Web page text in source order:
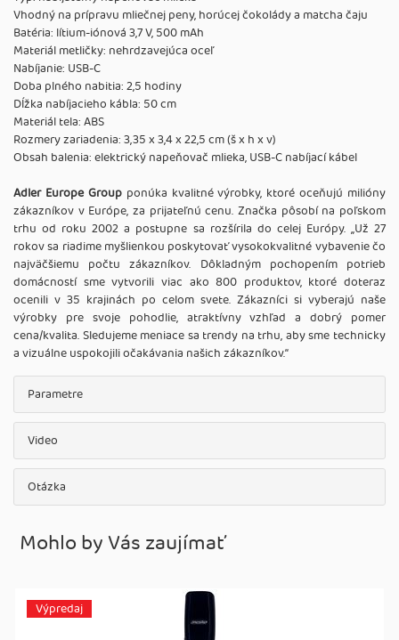
Vhodný na prípravu mliečnej peny, horúcej čokolády a matcha čaju
Batéria: lítium-iónová 3,7 V, 500 mAh
Materiál metličky: nehrdzavejúca oceľ
Nabíjanie: USB-C
Doba plného nabitia: 2,5 hodiny
Dĺžka nabíjacieho kábla: 50 cm
Materiál tela: ABS
Rozmery zariadenia: 3,35 x 3,4 x 22,5 cm (š x h x v)
Obsah balenia: elektrický napeňovač mlieka, USB-C nabíjací kábel
Adler Europe Groupponúka kvalitné výrobky, ktoré oceňujú milióny
zákazníkov v Európe, za prijateľnú cenu. Značka pôsobí na poľskom
trhu od roku 2002 a postupne sa rozšírila do celej Európy. ,,Už 27
rokov sa riadime myšlienkou poskytovať vysokokvalitné vybavenie čo
najväčšiemu počtu zákazníkov. Dôkladným pochopením potrieb
domácností sme vytvorili viac ako 800 produktov, ktoré doteraz
ocenili v 35 krajinách po celom svete. Zákazníci si vyberajú naše
výrobky pre svoje pohodlie, atraktívny vzhľad a dobrý pomer
cena/kvalita. Sledujeme meniace sa trendy na trhu, aby sme technicky
a vizuálne uspokojili očakávania našich zákazníkov.‘‘
Parametre
Video
Otázka
Mohlo by Vás zaujímať
Výpredaj